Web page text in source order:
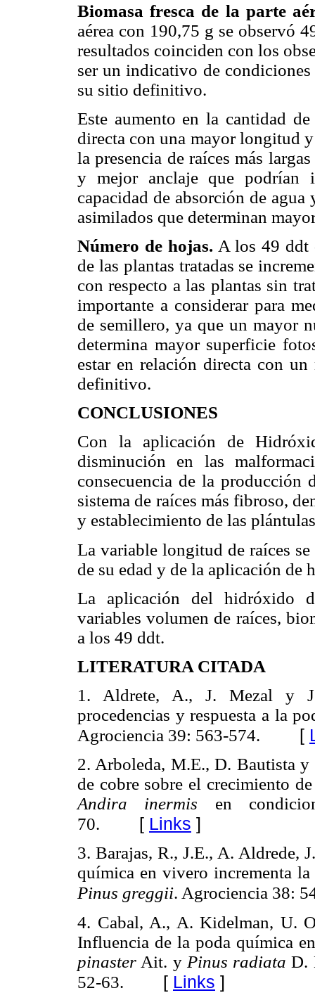
Biomasa fresca de la parte
aérea con 190,75 g se observó
resultados coinciden con los
ser un indicativo de condiciones
su sitio definitivo.
Este aumento en la cantidad
directa con una mayor longitud
la presencia de raíces más
y mejor anclaje que podrían
capacidad de absorción de
asimilados que determinan
Número de hojas. A los 49 ddt
de las plantas tratadas se
con respecto a las plantas sin
importante a considerar para
de semillero, ya que un mayor
determina mayor superficie
estar en relación directa con
definitivo.
CONCLUSIONES
Con la aplicación de
disminución en las
consecuencia de la producción
sistema de raíces más fibroso,
y establecimiento de las
La variable longitud de raíces
de su edad y de la aplicación de
La aplicación del hidróxido
variables volumen de raíces,
a los 49 ddt.
LITERATURA CITADA
1. Aldrete, A., J. Mezal y J.
procedencias y respuesta a la
Agrociencia 39: 563-574. [
2. Arboleda, M.E., D. Bautista
de cobre sobre el crecimiento
Andira inermis en
70. [ Links ]
3. Barajas, R., J.E., A. Aldrede,
química en vivero incrementa
Pinus greggii. Agrociencia 38:
4. Cabal, A., A. Kidelman, U.
Influencia de la poda química
pinaster Ait. y Pinus radiata D.
52-63. [ Links ]